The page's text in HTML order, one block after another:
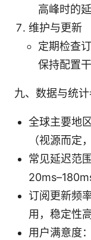
高峰时的
维护与更新
定期检查
保持配置
九、数据与统计
全球主要地
（视源而定
常见延迟范
订阅更新频
用，稳定性
用户满意度